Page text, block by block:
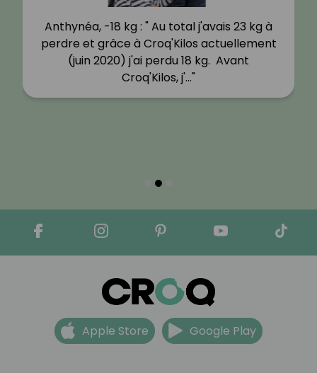
Anthynéa, -18 kg : " Au total j'avais 23 kg à
perdre et grâce à Croq'Kilos actuellement
(juin 2020) j'ai perdu 18 kg. Avant
Croq'Kilos, j'…"
Apple Store Google Play